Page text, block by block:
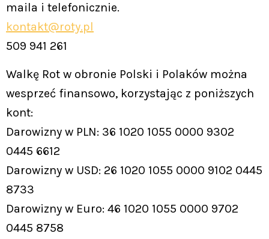
maila i telefonicznie.
kontakt@roty.pl
509 941 261
Walkę Rot w obronie Polski i Polaków można
wesprzeć finansowo, korzystając z poniższych
kont:
Darowizny w PLN: 36 1020 1055 0000 9302
0445 6612
Darowizny w USD: 26 1020 1055 0000 9102 0445
8733
Darowizny w Euro: 46 1020 1055 0000 9702
0445 8758